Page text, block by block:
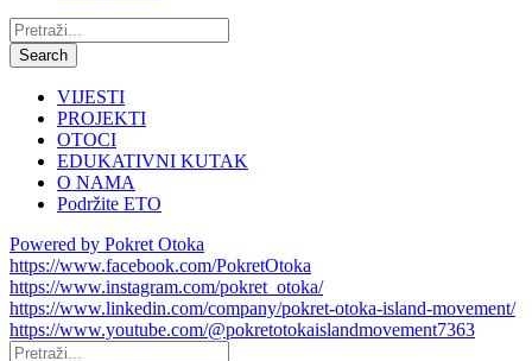
Pretraži:
Search
VIJESTI
PROJEKTI
OTOCI
EDUKATIVNI KUTAK
O NAMA
Podržite ETO
Powered by Pokret Otoka
https://www.facebook.com/PokretOtoka
https://www.instagram.com/pokret_otoka/
https://www.linkedin.com/company/pokret-otoka-island-movement/
https://www.youtube.com/@pokretotokaislandmovement7363
Pretraži: